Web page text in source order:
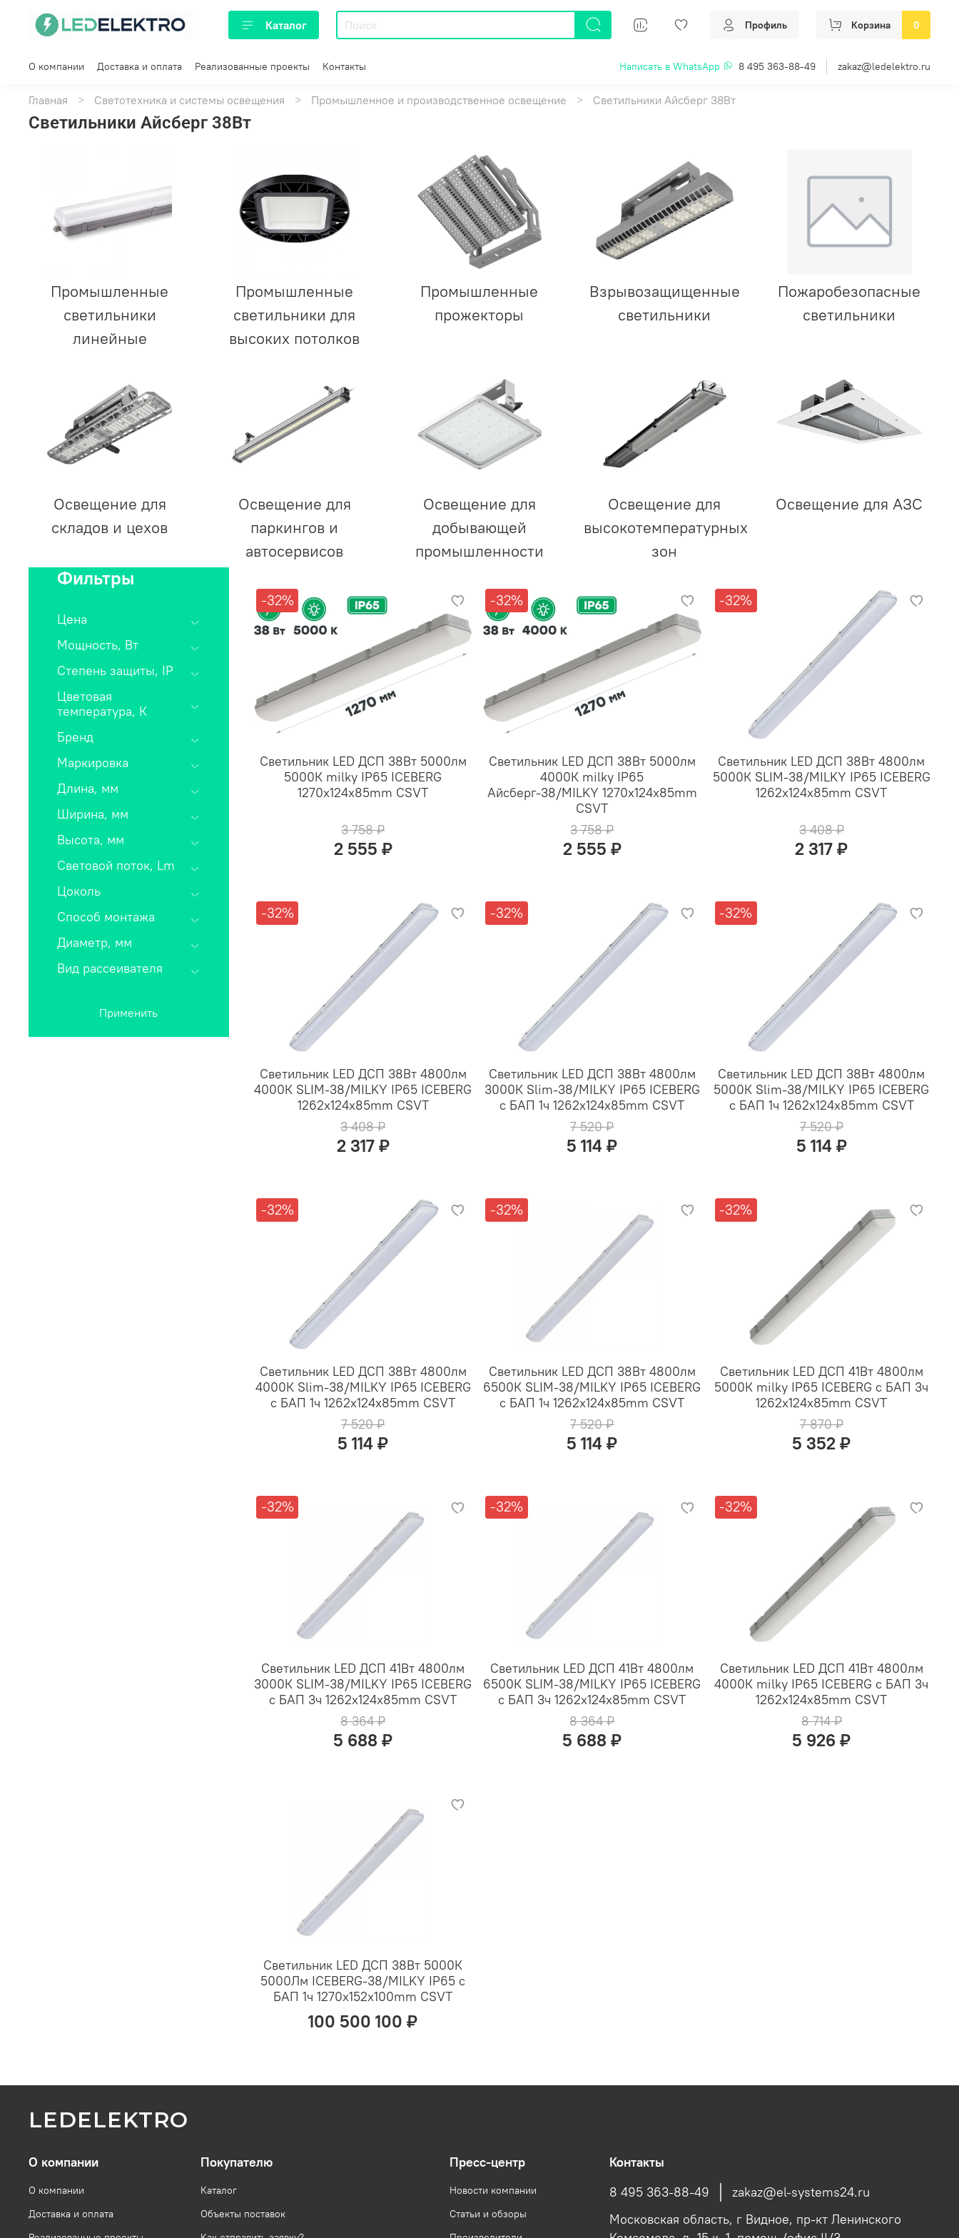
Каталог Профиль Корзина 0
О компании Доставка и оплата Реализованные проекты Контакты Написать в WhatsApp 8 495 363-88-49 zakaz@ledelektro.ru
Главная Светотехника и системы освещения Промышленное и производственное освещение Светильники Айсберг 38Вт
Светильники Айсберг 38Вт
Промышленные
светильники
линейные
Промышленные
светильники для
высоких потолков
Промышленные
прожекторы
Взрывозащищенные
светильники
Пожаробезопасные
светильники
Освещение для
складов и цехов
Освещение для
паркингов и
автосервисов
Освещение для
добывающей
промышленности
Освещение для
высокотемпературных
зон
Освещение для АЗС
-32%
Светильник LED ДСП 38Вт 5000лм
5000К milky IP65 ICEBERG
1270x124x85mm CSVT
3 758 ₽
2 555 ₽
-32%
Светильник LED ДСП 38Вт 5000лм
4000К milky IP65
Айсберг-38/MILKY 1270x124x85mm
CSVT
3 758 ₽
2 555 ₽
-32%
Светильник LED ДСП 38Вт 4800лм
5000К SLIM-38/MILKY IP65 ICEBERG
1262x124x85mm CSVT
3 408 ₽
2 317 ₽
-32%
Светильник LED ДСП 38Вт 4800лм
4000К SLIM-38/MILKY IP65 ICEBERG
1262x124x85mm CSVT
3 408 ₽
2 317 ₽
-32%
Светильник LED ДСП 38Вт 4800лм
3000К Slim-38/MILKY IP65 ICEBERG
с БАП 1ч 1262x124x85mm CSVT
7 520 ₽
5 114 ₽
-32%
Светильник LED ДСП 38Вт 4800лм
5000К Slim-38/MILKY IP65 ICEBERG
с БАП 1ч 1262x124x85mm CSVT
7 520 ₽
5 114 ₽
-32%
Светильник LED ДСП 38Вт 4800лм
4000К Slim-38/MILKY IP65 ICEBERG
с БАП 1ч 1262x124x85mm CSVT
7 520 ₽
5 114 ₽
-32%
Светильник LED ДСП 38Вт 4800лм
6500К SLIM-38/MILKY IP65 ICEBERG
с БАП 1ч 1262x124x85mm CSVT
7 520 ₽
5 114 ₽
-32%
Светильник LED ДСП 41Вт 4800лм
5000К milky IP65 ICEBERG с БАП 3ч
1262x124x85mm CSVT
7 870 ₽
5 352 ₽
-32%
Светильник LED ДСП 41Вт 4800лм
3000К SLIM-38/MILKY IP65 ICEBERG
с БАП 3ч 1262x124x85mm CSVT
8 364 ₽
5 688 ₽
-32%
Светильник LED ДСП 41Вт 4800лм
6500К SLIM-38/MILKY IP65 ICEBERG
с БАП 3ч 1262x124x85mm CSVT
8 364 ₽
5 688 ₽
-32%
Светильник LED ДСП 41Вт 4800лм
4000К milky IP65 ICEBERG с БАП 3ч
1262x124x85mm CSVT
8 714 ₽
5 926 ₽
Светильник LED ДСП 38Вт 5000К
5000Лм ICEBERG-38/MILKY IP65 с
БАП 1ч 1270х152х100mm CSVT
100 500 100 ₽
Фильтры
Цена
Мощность, Вт
Степень защиты, IP
Цветовая
температура, К
Бренд
Маркировка
Длина, мм
Ширина, мм
Высота, мм
Световой поток, Lm
Цоколь
Способ монтажа
Диаметр, мм
Вид рассеивателя
Применить
LEDELEKTRO
О компании
О компании
Доставка и оплата
Покупателю
Каталог
Объекты поставок
Пресс-центр
Новости компании
Статьи и обзоры
Контакты
8 495 363-88-49
zakaz@el-systems24.ru
Московская область, г Видное, пр-кт Ленинского